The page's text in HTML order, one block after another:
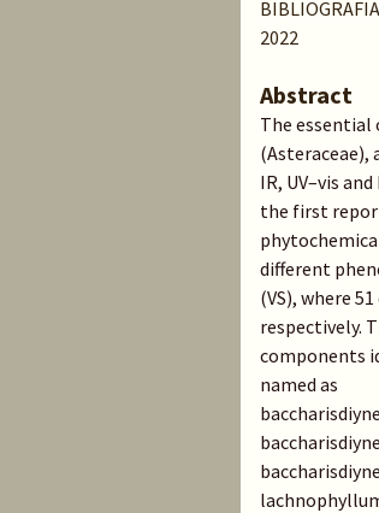
2022
Abstract
The
(Asteraceae),
IR, UV–vis
the first
different
(VS), where
respectively.
components
named as